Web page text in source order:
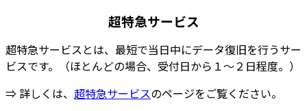
超特急サービス
超特急サービスとは、最短で当日中にデータ復旧を行うサー
ビスです。（ほとんどの場合、受付日から１～２日程度。）
⇒ 詳しくは、 超特急サービスのページをご覧ください。